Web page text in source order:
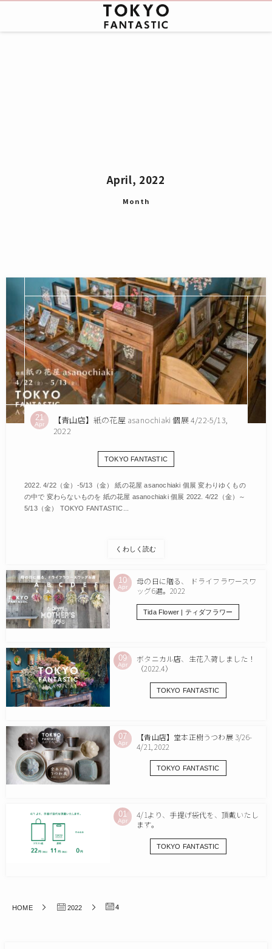
April, 2022
Month
21
Apr
【青山店】紙の花屋 asanochiaki 個展 4/22-5/13,
2022
TOKYO FANTASTIC
2022. 4/22（金）-5/13（金） 紙の花屋 asanochiaki 個展 変わりゆくもの
の中で 変わらないものを 紙の花屋 asanochiaki 個展 2022. 4/22（金）～
5/13（金） TOKYO FANTASTIC...
くわしく読む
10
Apr
母の日に贈る、 ドライフラワースワ
ッグ6選。2022
Tida Flower | ティダフラワー
09
Apr
ボタニカル店、生花入荷しました！
（2022.4）
TOKYO FANTASTIC
07
Apr
【青山店】堂本正樹うつわ展 3/26-
4/21, 2022
TOKYO FANTASTIC
01
Apr
4/1より、手提げ袋代を、頂戴いたし
ます。
TOKYO FANTASTIC
HOME 2022 4